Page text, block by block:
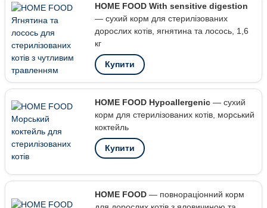
HOME FOOD With sensitive digestion
— сухий корм для стерилізованих
дорослих котів, ягнятина та лосось, 1,6
кг
Купити
HOME FOOD Hypoallergenic— сухий
корм для стерилізованих котів, морський
коктейль
Купити
HOME FOOD— повнораціонний корм